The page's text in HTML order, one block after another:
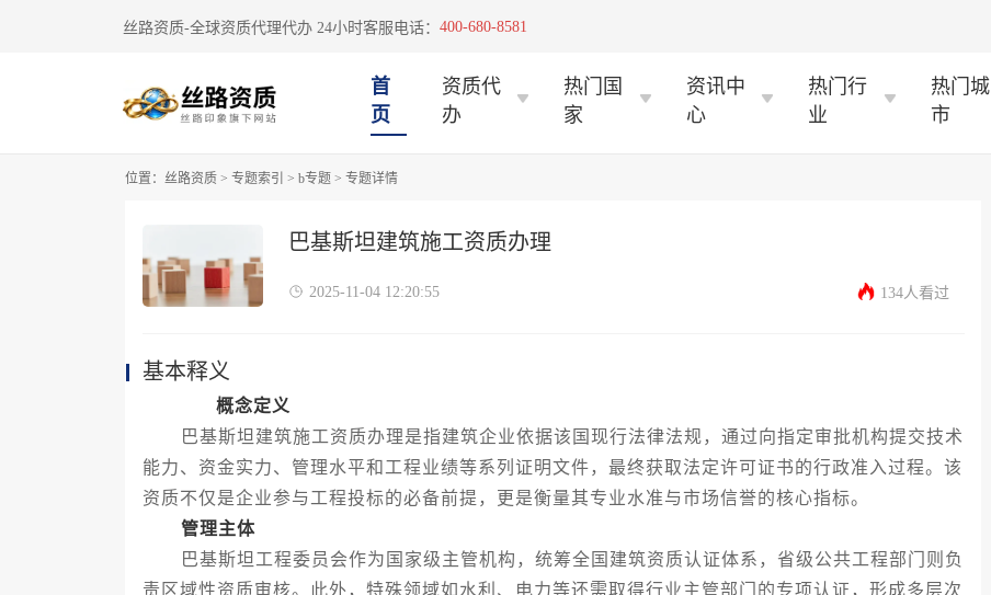
丝路资质-全球资质代理代办 24小时客服电话： 400-680-8581
首
页
资质代
办
热门国
家
资讯中
心
热门行
业
热门城
市
位置： 丝路资质 > 专题索引 > b专题 > 专题详情
巴基斯坦建筑施工资质办理
2025-11-04 12:20:55 134人看过
基本释义
概念定义
巴基斯坦建筑施工资质办理是指建筑企业依据该国现行法律法规，通过向指定审批机构提交技术
能力、资金实力、管理水平和工程业绩等系列证明文件，最终获取法定许可证书的行政准入过程。该
资质不仅是企业参与工程投标的必备前提，更是衡量其专业水准与市场信誉的核心指标。
管理主体
巴基斯坦工程委员会作为国家级主管机构，统筹全国建筑资质认证体系，省级公共工程部门则负
责区域性资质审核。此外，特殊领域如水利、电力等还需取得行业主管部门的专项认证，形成多层次